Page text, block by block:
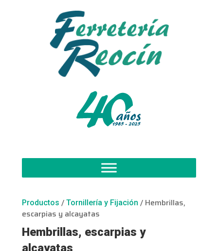
Productos / Tornillería y Fijación / Hembrillas,
escarpias y alcayatas
Hembrillas, escarpias y